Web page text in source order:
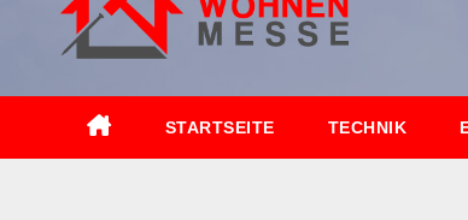
STARTSEITE TECHNIK